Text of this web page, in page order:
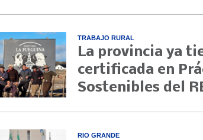
TRABAJO RURAL
La provincia ya
certificada en
Sostenibles del
RIO GRANDE